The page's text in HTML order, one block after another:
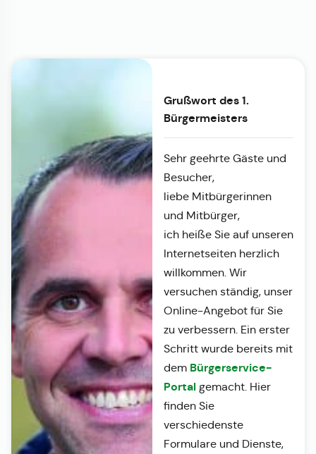
Grußwort des 1.
Bürgermeisters
Sehr geehrte Gäste und
Besucher,
liebe Mitbürgerinnen
und Mitbürger,
ich heiße Sie auf unseren
Internetseiten herzlich
willkommen. Wir
versuchen ständig, unser
Online-Angebot für Sie
zu verbessern. Ein erster
Schritt wurde bereits mit
dem Bürgerservice-
Portalgemacht. Hier
finden Sie
verschiedenste
Formulare und Dienste,